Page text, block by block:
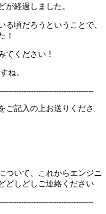
が経過しました。
る頃だろうということで、
！
てください！
ね。
ご記入の上お送りくださ
ついて、これからエンジニ
どしどしご連絡ください